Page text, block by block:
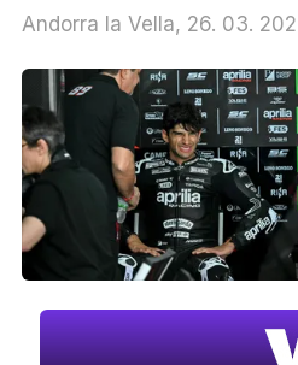
Andorra la Vella, 26. 03.